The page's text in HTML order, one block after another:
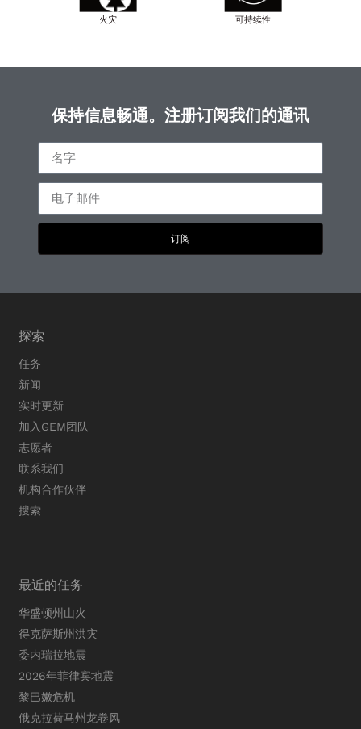
火灾 可持续性
保持信息畅通。注册订阅我们的通讯
订阅
探索
任务
新闻
实时更新
加入GEM团队
志愿者
联系我们
机构合作伙伴
搜索
最近的任务
华盛顿州山火
得克萨斯州洪灾
委内瑞拉地震
2026年菲律宾地震
黎巴嫩危机
俄克拉荷马州龙卷风